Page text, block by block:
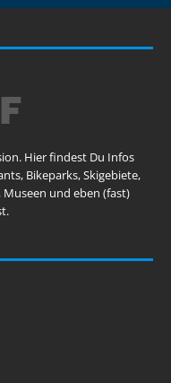
Hier findest Du Infos
Bikeparks, Skigebiete,
und eben (fast)